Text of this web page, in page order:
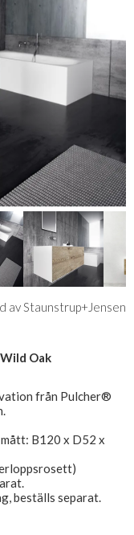
av Staunstrup+Jensen
Oak
från Pulcher®
B120 x D52 x
beställs separat.